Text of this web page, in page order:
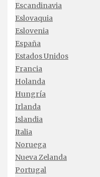
Escandinavia
Eslovaquia
Eslovenia
España
Estados Unidos
Francia
Holanda
Hungría
Irlanda
Islandia
Italia
Noruega
Nueva Zelanda
Portugal